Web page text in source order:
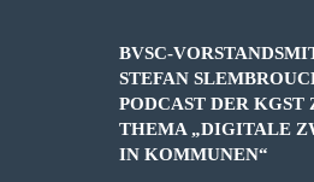
BVSC-
STEFAN
PODCAST DER KGST
THEMA „DIGITALE
IN KOMMUNEN“